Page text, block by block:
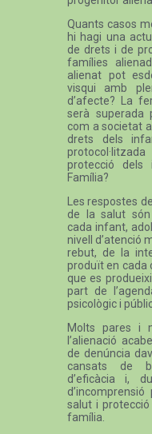
Quants casos
hi hagi una
de drets i de
famílies
alienat pot
visqui amb
d’afecte? La
serà superada
com a societat
drets dels
protecció
Família?
Les respostes
de la salut
cada infant,
nivell d’atenció
rebut, de la
produït en cada
que es
part de
psicològic i
Molts pares i
l’alienació
de denúncia
cansats de
d’eficàcia i,
salut i
família.